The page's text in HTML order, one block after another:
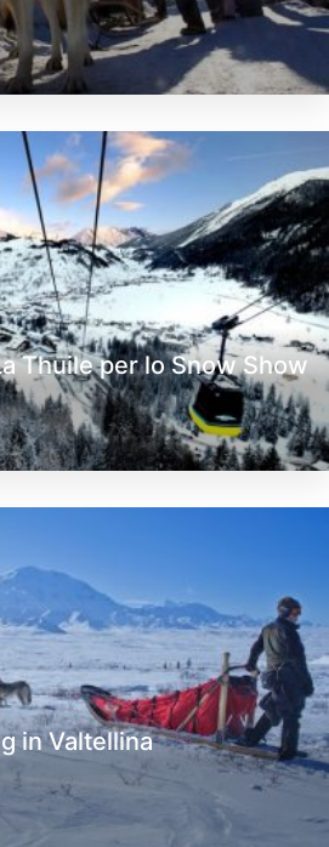
Thuile per lo Snow Show
in Valtellina